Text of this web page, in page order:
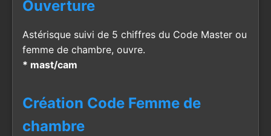
Ouverture
Astérisque suivi de 5 chiffres du Code Master ou
femme de chambre, ouvre.
* mast/cam
Création Code Femme de
chambre